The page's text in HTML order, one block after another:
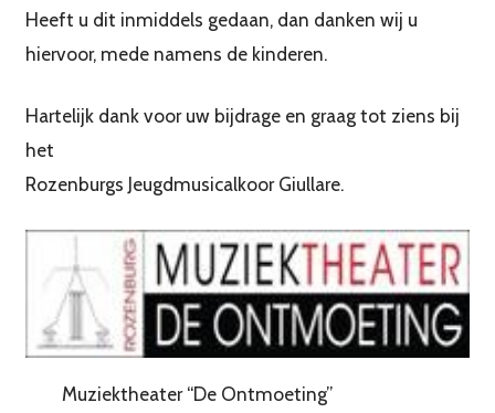
Heeft u dit inmiddels gedaan, dan danken wij u
hiervoor, mede namens de kinderen.
Hartelijk dank voor uw bijdrage en graag tot ziens bij
het
Rozenburgs Jeugdmusicalkoor Giullare.
Muziektheater “De Ontmoeting”